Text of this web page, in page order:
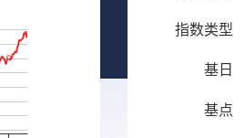
指数类型
基日
基点